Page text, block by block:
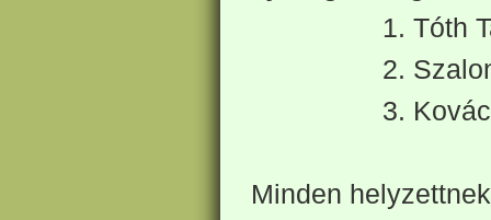
1. Tóth
2.
3.
Minden